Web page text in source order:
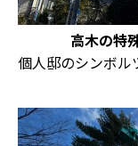
高木の
個人邸のシンボ